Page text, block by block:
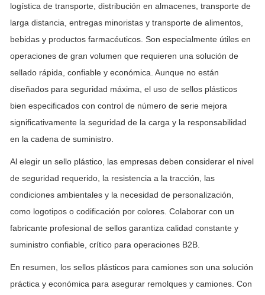
logística de transporte, distribución en almacenes, transporte de
larga distancia, entregas minoristas y transporte de alimentos,
bebidas y productos farmacéuticos. Son especialmente útiles en
operaciones de gran volumen que requieren una solución de
sellado rápida, confiable y económica. Aunque no están
diseñados para seguridad máxima, el uso de sellos plásticos
bien especificados con control de número de serie mejora
significativamente la seguridad de la carga y la responsabilidad
en la cadena de suministro.
Al elegir un sello plástico, las empresas deben considerar el nivel
de seguridad requerido, la resistencia a la tracción, las
condiciones ambientales y la necesidad de personalización,
como logotipos o codificación por colores. Colaborar con un
fabricante profesional de sellos garantiza calidad constante y
suministro confiable, crítico para operaciones B2B.
En resumen, los sellos plásticos para camiones son una solución
práctica y económica para asegurar remolques y camiones. Con